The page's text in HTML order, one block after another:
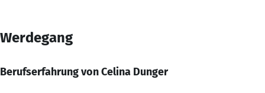
Werdegang
Berufserfahrung von Celina Dunger